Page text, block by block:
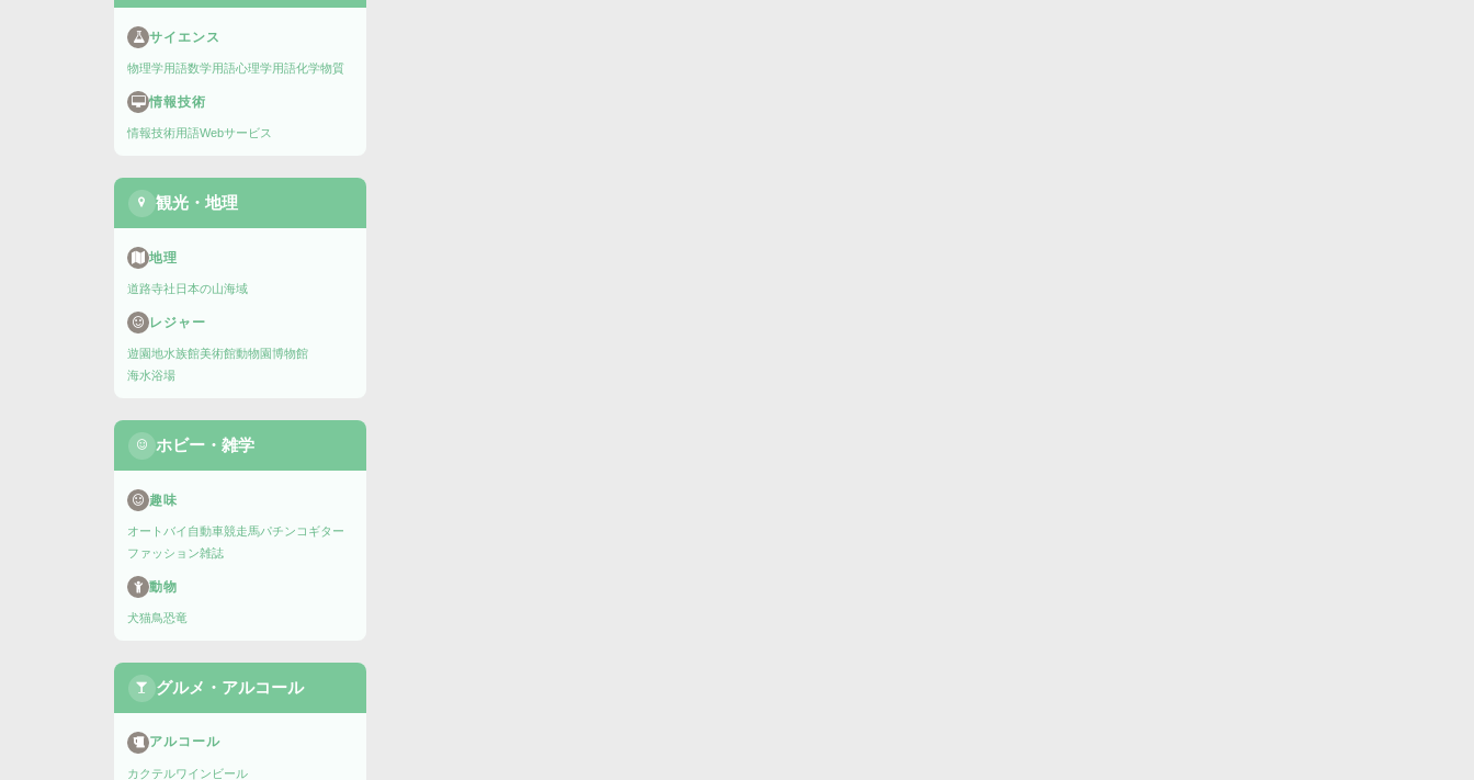
サイエンス
物理学用語数学用語心理学用語化学物質
情報技術
情報技術用語Webサービス
観光・地理
地理
道路寺社 日本の山海域
レジャー
遊園地水族館美術館動物園博物館
海水浴場
ホビー・雑学
趣味
オートバイ 自動車競走馬パチンコ ギター
ファッション雑誌
動物
犬猫鳥恐竜
グルメ・アルコール
アルコール
カクテルワイン ビール